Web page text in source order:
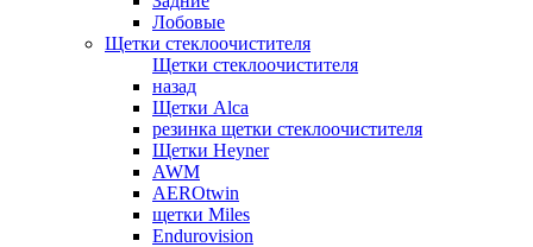
Лобовые
Щетки стеклоочистителя
Щетки стеклоочистителя
назад
Щетки Alca
резинка щетки стеклоочистителя
Щетки Heyner
AWM
AEROtwin
щетки Miles
Endurovision